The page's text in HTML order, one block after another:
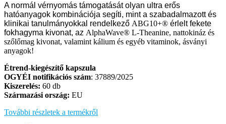
A normál vérnyomás támogatását olyan ultra erős
hatóanyagok kombinációja segíti, mint a szabadalmazott és
klinikai tanulmányokkal rendelkező ABG10+® érlelt fekete
fokhagyma kivonat, az AlphaWave® L-Theanine, nattokináz és
szőlőmag kivonat, valamint kálium és egyéb vitaminok, ásványi
anyagok!
Étrend-kiegészítő kapszula
OGYÉI notifikációs szám: 37889/2025
Kiszerelés: 60 db
Származási ország: EU
További részletek a termékről